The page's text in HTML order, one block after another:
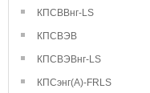
КПСВВнг-LS
КПСВЭВ
КПСВЭВнг-LS
КПСэнг(А)-FRLS